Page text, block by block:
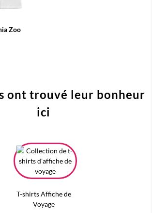
Zoo
ont trouvé leur bonheur
ici
T-shirts Affiche de
Voyage